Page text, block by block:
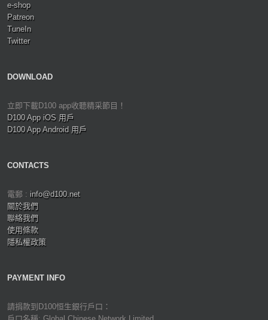
e-shop
Patreon
TuneIn
Twitter
DOWNLOAD
立即下載D100 app收聽精采節目！
D100 App iOS 用戶
D100 App Android 用戶
CONTACTS
電郵 : info@d100.net
關於我們
聯絡我們
使用條款
隱私權政策
PAYMENT INFO
請捐款到D100恒生銀行戶口：